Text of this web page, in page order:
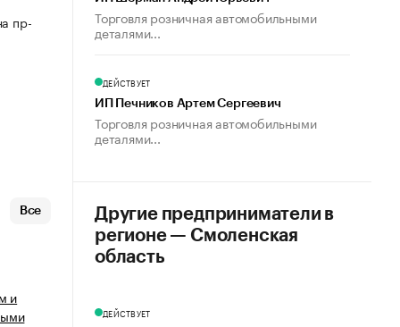
пр-
Все
и
Торговля розничная автомобильными
деталями...
ДЕЙСТВУЕТ
ИП Печников Артем Сергеевич
Торговля розничная автомобильными
деталями...
Другие предприниматели в
регионе — Смоленская
область
ДЕЙСТВУЕТ